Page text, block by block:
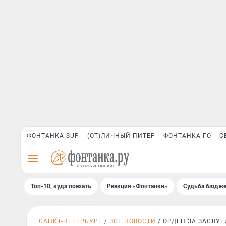
ФОНТАНКА SUP (ОТ)ЛИЧНЫЙ ПИТЕР ФОНТАНКА ГО
Топ-10, куда поехать Реакция «Фонтанки» Судьба
САНКТ-ПЕТЕРБУРГ ВСЕ НОВОСТИ ОРДЕН ЗА